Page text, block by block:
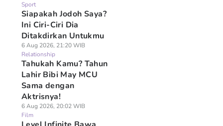
Sport
Siapakah Jodoh Saya?
Ini Ciri-Ciri Dia
Ditakdirkan Untukmu
6 Aug 2026, 21:20 WIB
Relationship
Tahukah Kamu? Tahun
Lahir Bibi May MCU
Sama dengan
Aktrisnya!
6 Aug 2026, 20:02 WIB
Film